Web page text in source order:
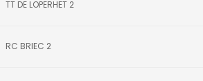
TT DE LOPERHET 2
RC BRIEC 2